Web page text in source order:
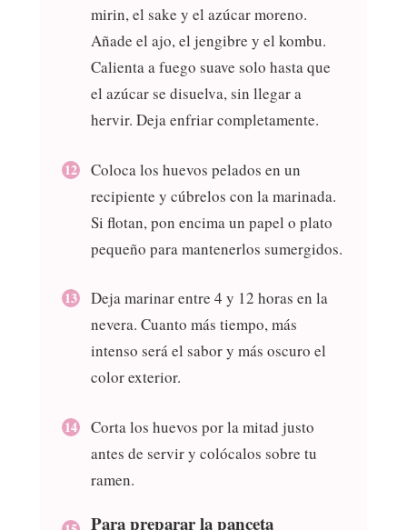
mirin, el sake y el azúcar moreno.
Añade el ajo, el jengibre y el kombu.
Calienta a fuego suave solo hasta que
el azúcar se disuelva, sin llegar a
hervir. Deja enfriar completamente.
Coloca los huevos pelados en un
recipiente y cúbrelos con la marinada.
Si flotan, pon encima un papel o plato
pequeño para mantenerlos sumergidos.
Deja marinar entre 4 y 12 horas en la
nevera. Cuanto más tiempo, más
intenso será el sabor y más oscuro el
color exterior.
Corta los huevos por la mitad justo
antes de servir y colócalos sobre tu
ramen.
Para preparar la panceta